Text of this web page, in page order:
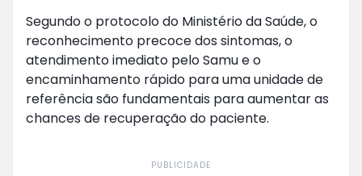
Segundo o protocolo do Ministério da Saúde, o
reconhecimento precoce dos sintomas, o
atendimento imediato pelo Samu e o
encaminhamento rápido para uma unidade de
referência são fundamentais para aumentar as
chances de recuperação do paciente.
PUBLICIDADE